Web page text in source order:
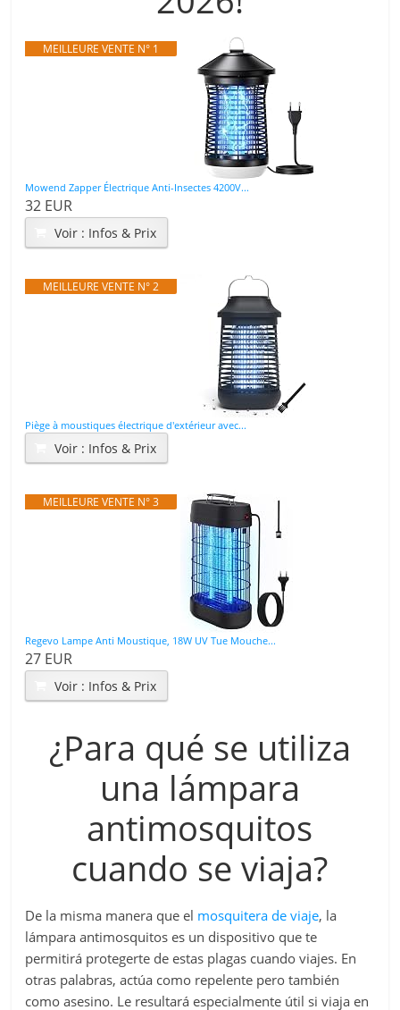
MEILLEURE VENTE N° 1
Mowend Zapper Électrique Anti-Insectes 4200V...
32 EUR
Voir : Infos & Prix
MEILLEURE VENTE N° 2
Piège à moustiques électrique d'extérieur avec...
Voir : Infos & Prix
MEILLEURE VENTE N° 3
Regevo Lampe Anti Moustique, 18W UV Tue Mouche...
27 EUR
Voir : Infos & Prix
¿Para qué se utiliza
una lámpara
antimosquitos
cuando se viaja?
De la misma manera que el mosquitera de viaje, la
lámpara antimosquitos es un dispositivo que te
permitirá protegerte de estas plagas cuando viajes. En
otras palabras, actúa como repelente pero también
como asesino. Le resultará especialmente útil si viaja en